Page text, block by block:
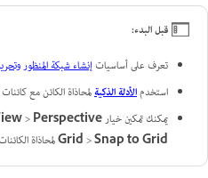
قبل البدء:
تعرف على أساسياتإنشاء شبكة المنظور
استخدمالأدلة الذكيةلمحاذاة الكائن مع
يمكنك تمكين خيار
>Perspective
Grid>Snap to Grid لمحاذاة